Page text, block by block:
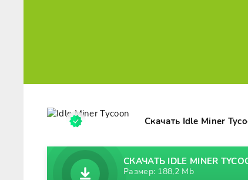
Скачать Idle Miner
СКАЧАТЬ IDLE MINER
Размер: 188,2 Mb